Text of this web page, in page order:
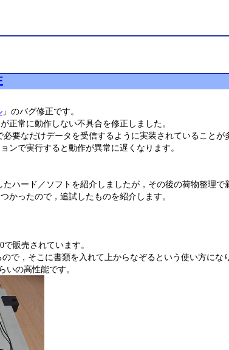
」のバグ修正です。
正常に動作しない不具合を修正しました。
要なだけデータを受信するように実装されていること
ンで実行すると動作が異常に遅くなります。
ハード／ソフトを紹介しましたが，その後の荷物整理で
かったので，追試したものを紹介します。
販売されています。
で，そこに書類を入れて上からなぞるという使い方にな
いの高性能です。